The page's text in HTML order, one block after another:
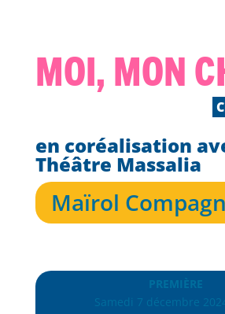
Moi, mon
en coréalisation
Théâtre Massalia
Maïrol
PREMIÈRE
Samedi 7 décembre